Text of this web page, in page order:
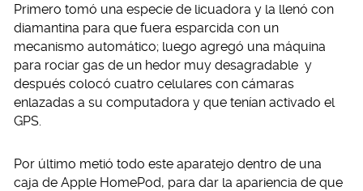
Primero tomó una especie de licuadora y la llenó con
diamantina para que fuera esparcida con un
mecanismo automático; luego agregó una máquina
para rociar gas de un hedor muy desagradable y
después colocó cuatro celulares con cámaras
enlazadas a su computadora y que tenían activado el
GPS.
Por último metió todo este aparatejo dentro de una
caja de Apple HomePod, para dar la apariencia de que